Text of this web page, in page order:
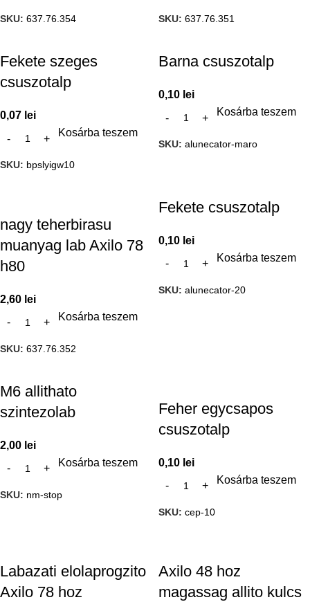
SKU: 637.76.354 SKU: 637.76.351
Fekete szeges
csuszotalp
0,07 lei
Kosárba teszem
SKU: bpslyigw10
Barna csuszotalp
0,10 lei
Kosárba teszem
SKU: alunecator-maro
nagy teherbirasu
muanyag lab Axilo 78
h80
2,60 lei
Kosárba teszem
SKU: 637.76.352
Fekete csuszotalp
0,10 lei
Kosárba teszem
SKU: alunecator-20
M6 allithato
szintezolab
2,00 lei
Kosárba teszem
SKU: nm-stop
Feher egycsapos
csuszotalp
0,10 lei
Kosárba teszem
SKU: cep-10
Labazati elolaprogzito
Axilo 78 hoz
Axilo 48 hoz
magassag allito kulcs